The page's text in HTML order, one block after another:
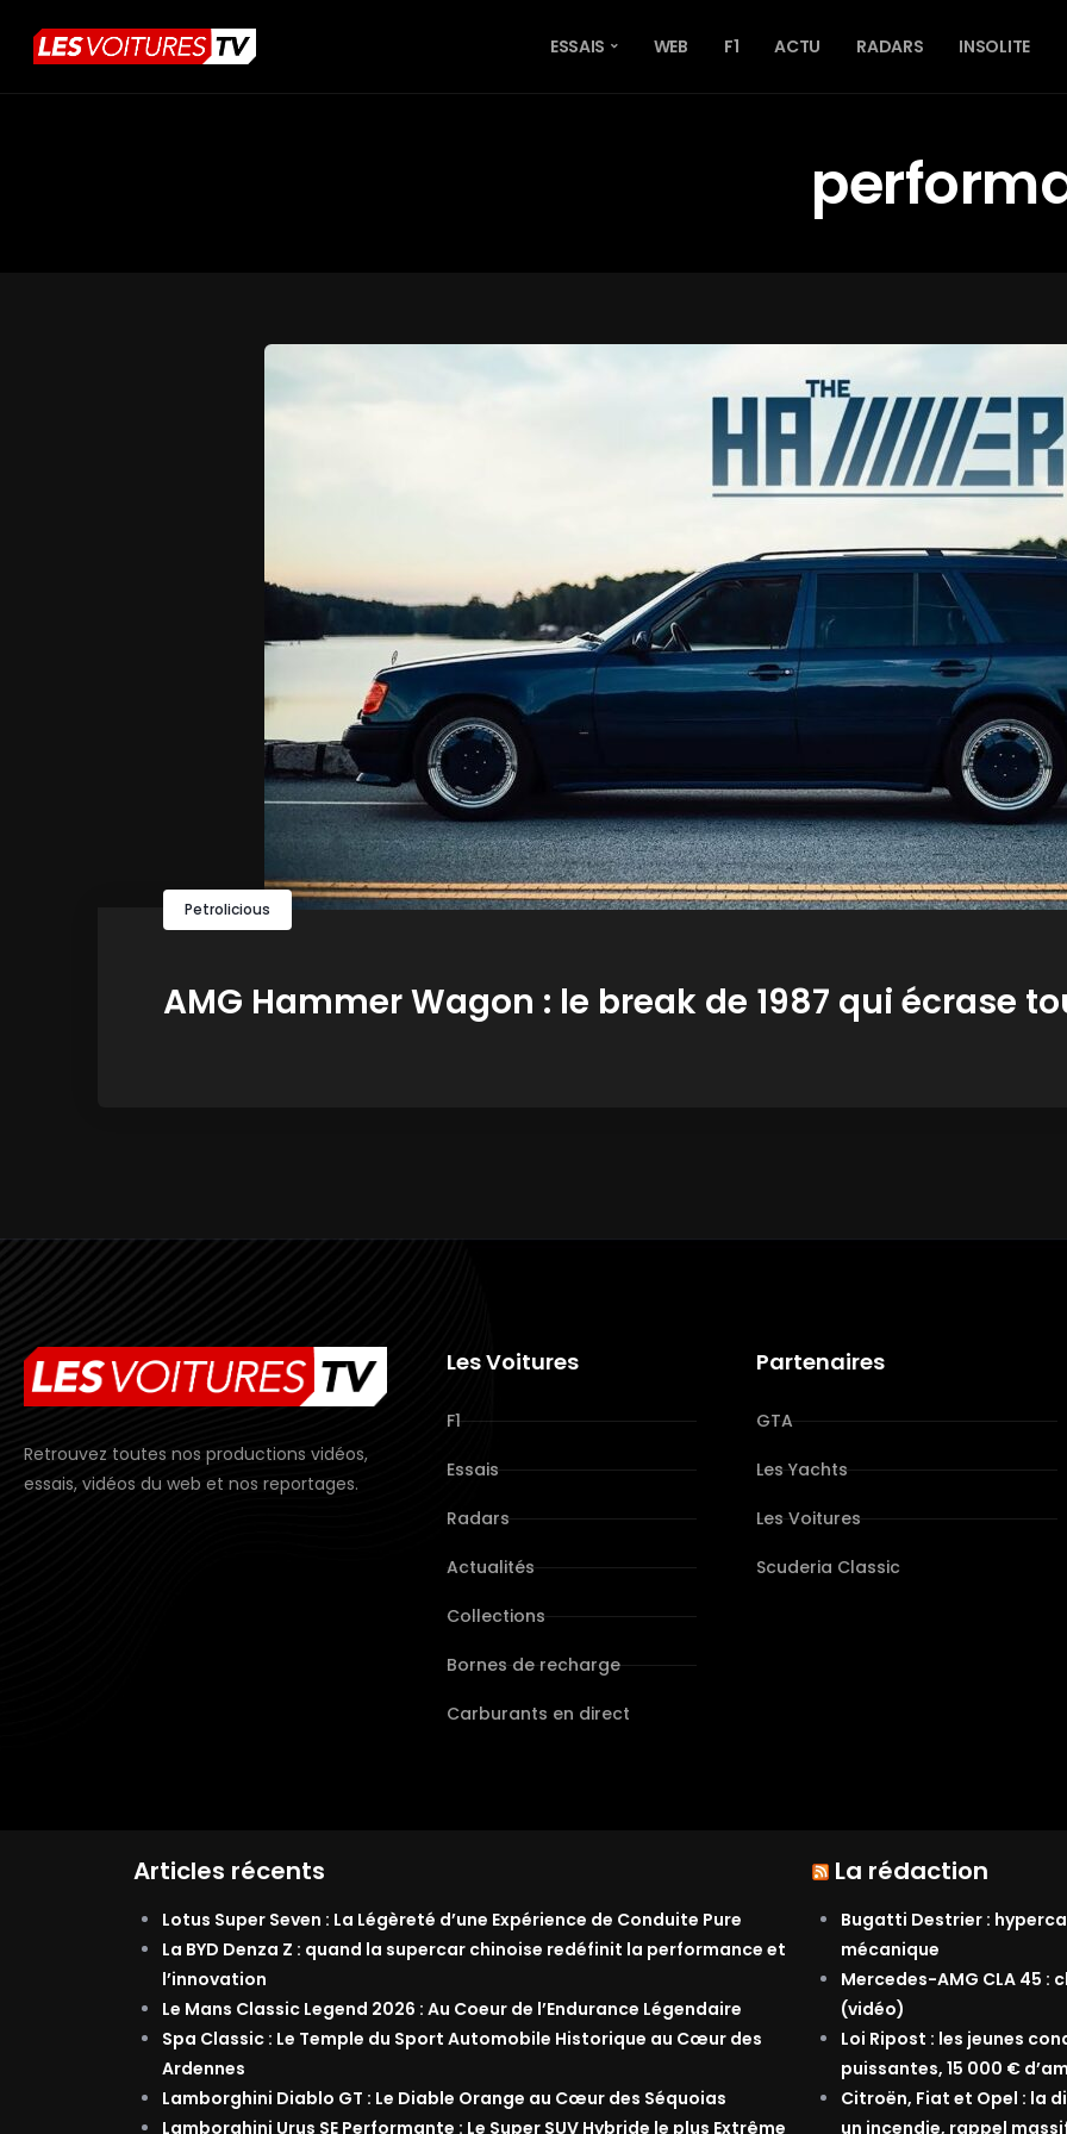
ESSAIS WEB F1 ACTU RADARS INSOLITE
Petrolicious
AMG Hammer Wagon : le break de 1987 qui écrase
Retrouvez toutes nos productions vidéos,
essais, vidéos du web et nos reportages.
Les Voitures
F1
Essais
Radars
Actualités
Collections
Bornes de recharge
Carburants en direct
Partenaires
GTA
Les Yachts
Les Voitures
Scuderia Classic
Articles récents
Lotus Super Seven : La Légèreté d’une Expérience de Conduite Pure
La BYD Denza Z : quand la supercar chinoise redéfinit la performance et
l’innovation
Le Mans Classic Legend 2026 : Au Coeur de l’Endurance Légendaire
Spa Classic : Le Temple du Sport Automobile Historique au Cœur des
Ardennes
Lamborghini Diablo GT : Le Diable Orange au Cœur des Séquoias
Lamborghini Urus SE Performante : Le Super SUV Hybride le plus Extrême
La rédaction
Bugatti Destrier :
mécanique
Mercedes-AMG CLA 45 :
(vidéo)
Loi Ripost : les jeunes
puissantes, 15 000 €
Citroën, Fiat et Opel : la
un incendie, rappel